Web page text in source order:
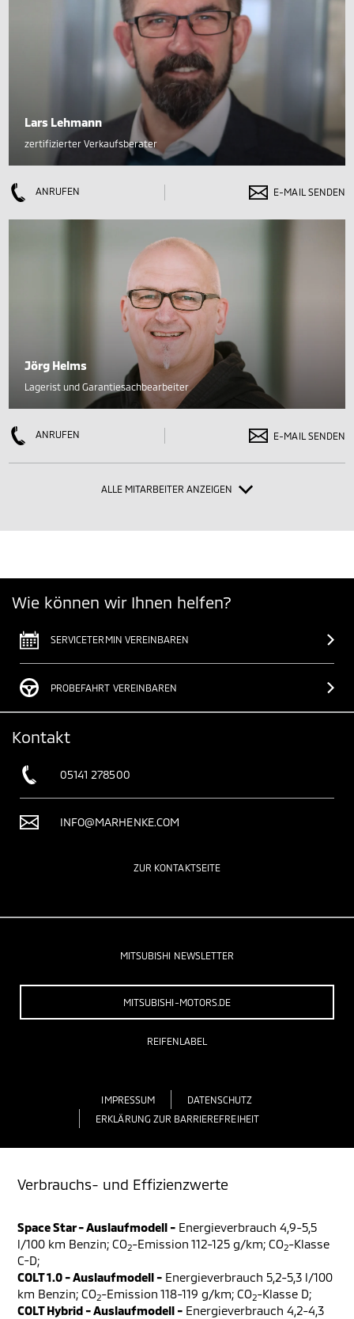
Lars Lehmann
zertifizierter Verkaufsberater
ANRUFEN E-MAIL SENDEN
Jörg Helms
Lagerist und Garantiesachbearbeiter
ANRUFEN E-MAIL SENDEN
ALLE MITARBEITER ANZEIGEN
Wie können wir Ihnen helfen?
SERVICETERMIN VEREINBAREN
PROBEFAHRT VEREINBAREN
Kontakt
05141 278500
INFO@MARHENKE.COM
ZUR KONTAKTSEITE
MITSUBISHI NEWSLETTER
MITSUBISHI-MOTORS.DE
REIFENLABEL
IMPRESSUM
DATENSCHUTZ
ERKLÄRUNG ZUR BARRIEREFREIHEIT
Verbrauchs- und Effizienzwerte
Space Star - Auslaufmodell - Energieverbrauch 4,9-5,5
l/100 km Benzin; CO2-Emission 112-125 g/km; CO2-Klasse
C-D;
COLT 1.0 - Auslaufmodell - Energieverbrauch 5,2-5,3 l/100
km Benzin; CO2-Emission 118-119 g/km; CO2-Klasse D;
COLT Hybrid - Auslaufmodell - Energieverbrauch 4,2-4,3